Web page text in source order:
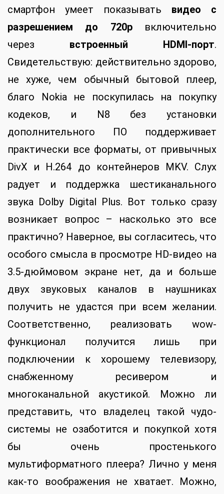
смартфон умеет показывать видео с
разрешением до 720pвключительно
через встроенный HDMI-порт.
Свидетельствую: действительно здорово,
не хуже, чем обычный бытовой плеер,
благо Nokia не поскупилась на покупку
кодеков, и N8 без установки
дополнительного ПО поддерживает
практически все форматы, от привычных
DivX и H.264 до контейнеров MKV. Слух
радует и поддержка шестиканального
звука Dolby Digital Plus. Вот только сразу
возникает вопрос – насколько это все
практично? Наверное, вы согласитесь, что
особого смысла в просмотре HD-видео на
3.5-дюймовом экране нет, да и больше
двух звуковых каналов в наушниках
получить не удастся при всем желании.
Соответственно, реализовать wow-
функционал получится лишь при
подключении к хорошему телевизору,
снабженному ресивером и
многоканальной акустикой. Можно ли
представить, что владелец такой чудо-
системы не озаботится и покупкой хотя
бы очень простенького
мультиформатного плеера? Лично у меня
как-то воображения не хватает. Можно,